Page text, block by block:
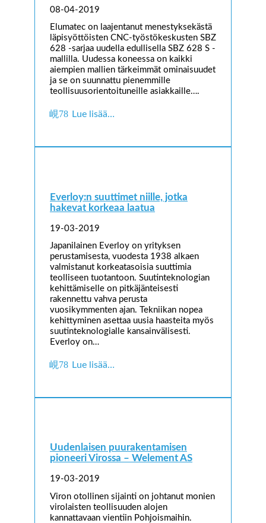
08-04-2019
Elumatec on laajentanut menestyksekästä
läpisyöttöisten CNC-työstökeskusten SBZ
628 -sarjaa uudella edullisella SBZ 628 S -
mallilla. Uudessa koneessa on kaikki
aiempien mallien tärkeimmät ominaisuudet
ja se on suunnattu pienemmille
teollisuusorientoituneille asiakkaille….
Lue lisää…
Everloy:n suuttimet niille, jotka
hakevat korkeaa laatua
19-03-2019
Japanilainen Everloy on yrityksen
perustamisesta, vuodesta 1938 alkaen
valmistanut korkeatasoisia suuttimia
teolliseen tuotantoon. Suutinteknologian
kehittämiselle on pitkäjänteisesti
rakennettu vahva perusta
vuosikymmenten ajan. Tekniikan nopea
kehittyminen asettaa uusia haasteita myös
suutinteknologialle kansainvälisesti.
Everloy on…
Lue lisää…
Uudenlaisen puurakentamisen
pioneeri Virossa – Welement AS
19-03-2019
Viron otollinen sijainti on johtanut monien
virolaisten teollisuuden alojen
kannattavaan vientiin Pohjoismaihin.